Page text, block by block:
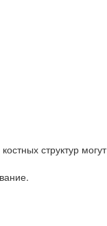
структур могут